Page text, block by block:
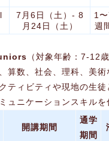
7月6日（土）- 8
月24日（土）
1
週
（対象年齢：7-12歳
算数、社会、理科、美術
ティビティや現地の生徒
ュニケーションスキルを
開講期間
通学
期間